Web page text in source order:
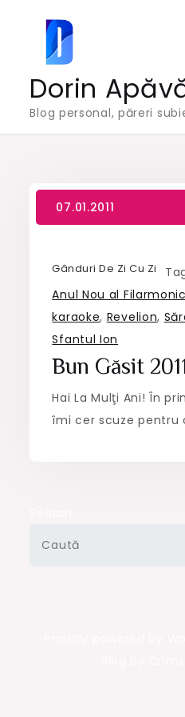
content
Dorin
Blog personal, păreri
Gânduri De Zi Cu Zi
Anul Nou al
karaoke, Revelion,
Sfantul Ion
Bun Găsit
Hai La Mulţi Ani! În
îmi cer scuze pentru